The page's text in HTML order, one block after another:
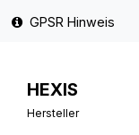
GPSR Hinweis
HEXIS
Hersteller